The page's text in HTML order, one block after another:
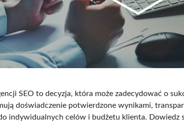
SEO to decyzja, która może zadecydować o
doświadczenie potwierdzone wynikami,
indywidualnych celów i budżetu klienta. Dowiedz